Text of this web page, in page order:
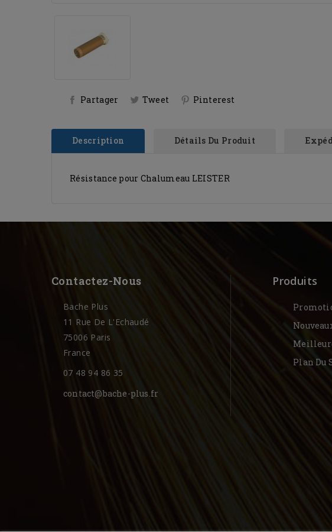
Partager Tweet Pinterest
Description Détails Du Produit
Résistance pour Chalumeau LEISTER
Contactez-Nous
Bache Plus
11 Rue De L'Echaudé
75006 Paris
France
07 48 94 86 35
contact@bache-plus.fr
Produits
Plan Du